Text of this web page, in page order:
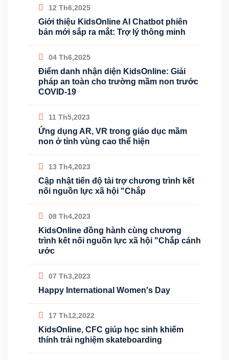
12 Th6,2025
Giới thiệu KidsOnline AI Chatbot phiên
bản mới sắp ra mắt: Trợ lý thông minh
04 Th6,2025
Điểm danh nhận diện KidsOnline: Giải
pháp an toàn cho trường mầm non trước
COVID-19
11 Th5,2023
Ứng dụng AR, VR trong giáo dục mầm
non ở tỉnh vùng cao thể hiện
13 Th4,2023
Cập nhật tiến độ tài trợ chương trình kết
nối nguồn lực xã hội "Chắp
08 Th4,2023
KidsOnline đồng hành cùng chương
trình kết nối nguồn lực xã hội "Chắp cánh
ước
07 Th3,2023
Happy International Women's Day
17 Th12,2022
KidsOnline, CFC giúp học sinh khiếm
thính trải nghiệm skateboarding